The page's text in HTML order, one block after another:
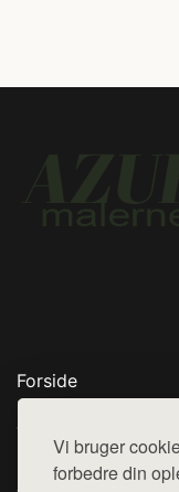
Vi bruger
forbedre din
Forside
Produkter
Top Rabatter
Jotun maling